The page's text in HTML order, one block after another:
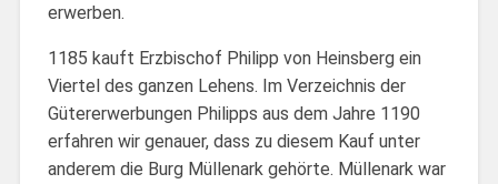
erwerben.
1185 kauft Erzbischof Philipp von Heinsberg ein
Viertel des ganzen Lehens. Im Verzeichnis der
Gütererwerbungen Philipps aus dem Jahre 1190
erfahren wir genauer, dass zu diesem Kauf unter
anderem die Burg Müllenark gehörte. Müllenark war